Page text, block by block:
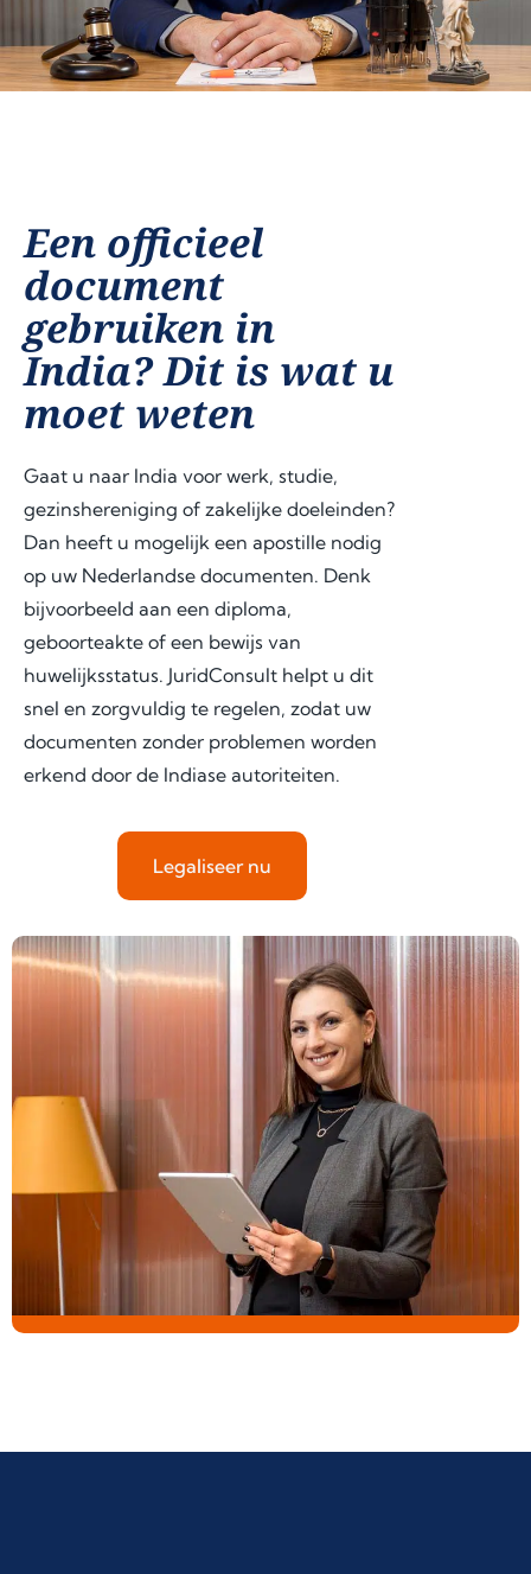
Een officieel
document
gebruiken in
India? Dit is wat u
moet weten
Gaat u naar India voor werk, studie,
gezinshereniging of zakelijke doeleinden?
Dan heeft u mogelijk een apostille nodig
op uw Nederlandse documenten. Denk
bijvoorbeeld aan een diploma,
geboorteakte of een bewijs van
huwelijksstatus. JuridConsult helpt u dit
snel en zorgvuldig te regelen, zodat uw
documenten zonder problemen worden
erkend door de Indiase autoriteiten.
Legaliseer nu